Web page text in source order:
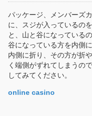
パッケージ、メンバーズ
に、スジが入っているの
と、山と谷になっている
谷になっている方を内側
内側に折り、その方が折
く端側がずれてしまうの
してみてください。
online casino